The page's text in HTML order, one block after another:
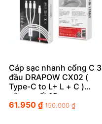
Cáp sạc nhanh cổng C 3
đầu DRAPOW CX02 (
Type-C to L+ L + C )
công suất 12w
61.950 ₫ 150.000₫